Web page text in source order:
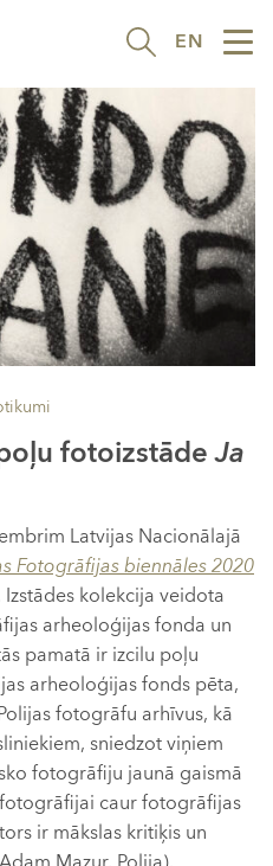
EN
fotoizstādeJa
Latvijas Nacionālajā
Fotogrāfijas biennāles 2020
Izstādes kolekcija veidota
arheoloģijas fonda un
pamatā ir izcilu poļu
arheoloģijas fonds pēta,
fotogrāfu arhīvus, kā
sniedzot viņiem
fotogrāfiju jaunā gaismā
caur fotogrāfijas
ir mākslas kritiķis un